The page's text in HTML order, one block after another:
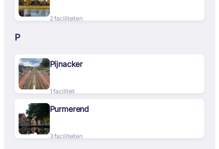
2 faciliteiten
P
Pijnacker
1 faciliteit
Purmerend
3 faciliteiten